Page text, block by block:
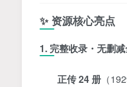
✨ 资源核心亮点
1. 完整收录・无删
正传 24 册 （